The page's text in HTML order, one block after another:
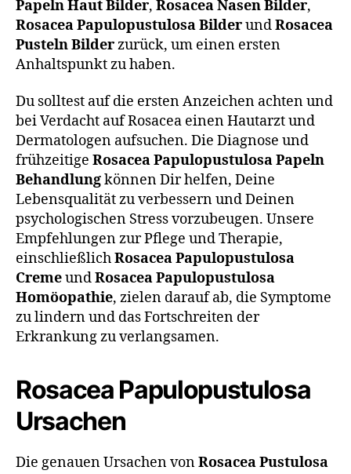
Papeln Haut Bilder, Rosacea Nasen Bilder,
Rosacea Papulopustulosa BilderundRosacea
Pusteln Bilderzurück, um einen ersten
Anhaltspunkt zu haben.
Du solltest auf die ersten Anzeichen achten und
bei Verdacht auf Rosacea einen Hautarzt und
Dermatologen aufsuchen. Die Diagnose und
frühzeitige Rosacea Papulopustulosa Papeln
Behandlungkönnen Dir helfen, Deine
Lebensqualität zu verbessern und Deinen
psychologischen Stress vorzubeugen. Unsere
Empfehlungen zur Pflege und Therapie,
einschließlichRosacea Papulopustulosa
CremeundRosacea Papulopustulosa
Homöopathie, zielen darauf ab, die Symptome
zu lindern und das Fortschreiten der
Erkrankung zu verlangsamen.
Rosacea Papulopustulosa
Ursachen
Die genauen Ursachen vonRosacea Pustulosa